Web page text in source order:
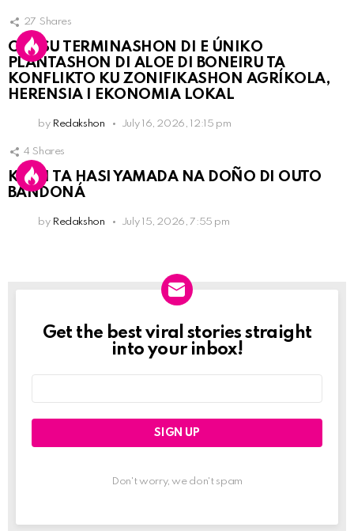
27 Shares
OLB SU TERMINASHON DI E ÚNIKO
PLANTASHON DI ALOE DI BONEIRU TA
KONFLIKTO KU ZONIFIKASHON AGRÍKOLA,
HERENSIA I EKONOMIA LOKAL
by Redakshon July 16, 2026, 12:15 pm
4 Shares
KPCN TA HASI YAMADA NA DOÑO DI OUTO
BANDONÁ
by Redakshon July 15, 2026, 7:55 pm
Newslett
Get the best viral stories straight
into your inbox!
Don't worry, we don't spam